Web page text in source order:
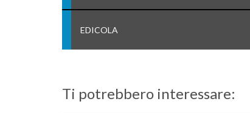
EDICOLA
Ti potrebbero interessare: